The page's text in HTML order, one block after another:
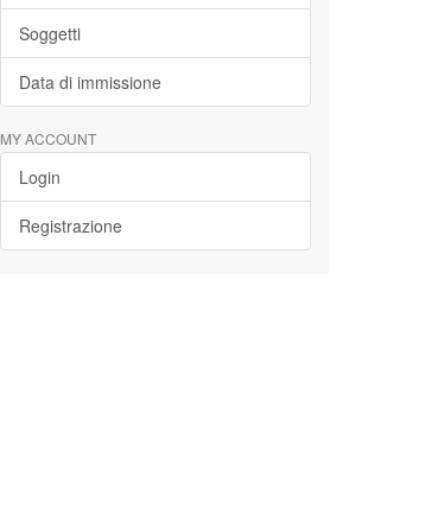
Soggetti
Data di immissione
MY ACCOUNT
Login
Registrazione